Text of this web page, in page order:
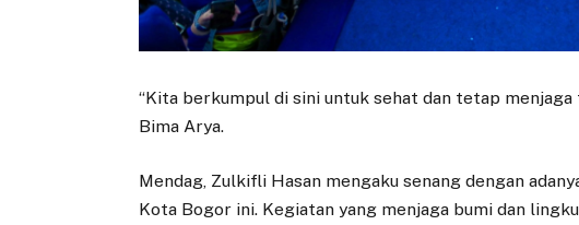
“Kita berkumpul di sini untuk sehat dan tetap
Bima Arya.
Mendag, Zulkifli Hasan mengaku senang dengan
Kota Bogor ini. Kegiatan yang menjaga bumi dan